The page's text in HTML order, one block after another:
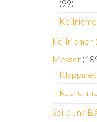
(99)
Keilriemen
Messer
Seile und